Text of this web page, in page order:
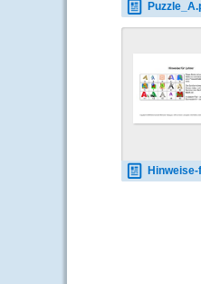
Hinweise-fuer-